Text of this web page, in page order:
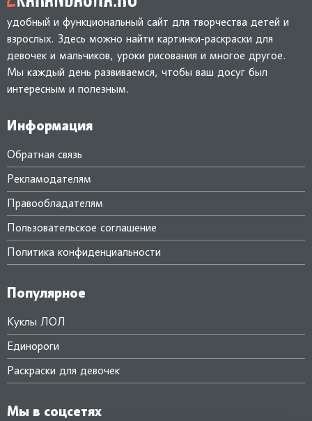
удобный и функциональный сайт для творчества детей и
взрослых. Здесь можно найти картинки-раскраски для
девочек и мальчиков, уроки рисования и многое другое.
Мы каждый день развиваемся, чтобы ваш досуг был
интересным и полезным.
Информация
Обратная связь
Рекламодателям
Правообладателям
Пользовательское соглашение
Политика конфиденциальности
Популярное
Куклы ЛОЛ
Единороги
Раскраски для девочек
Мы в соцсетях